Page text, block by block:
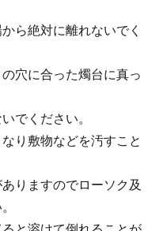
ら絶対に離れないでく
穴に合った燭台に真っ
でください。
り敷物などを汚すこと
りますのでローソク及